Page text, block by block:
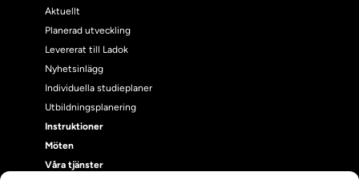
Aktuellt
Planerad utveckling
Levererat till Ladok
Nyhetsinlägg
Individuella studieplaner
Utbildningsplanering
Instruktioner
Möten
Våra tjänster